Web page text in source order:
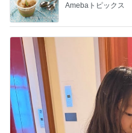
Amebaトピックス